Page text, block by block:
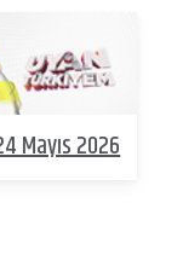
Mayıs 2026